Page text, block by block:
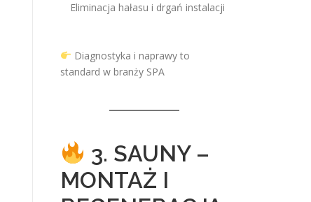
Eliminacja hałasu i drgań instalacji
Diagnostyka i naprawy to
standard w branży SPA
3. SAUNY –
MONTAŻ I